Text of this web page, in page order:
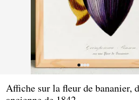
Affiche sur la fleur de bananier,